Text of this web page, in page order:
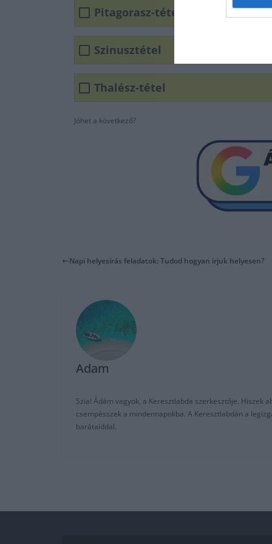
Pitagorasz-tétel
Szinusztétel
Thalész-tétel
Jöhet a következő?
Napi helyesírás feladatok: Tudod hogyan írjuk helyesen?
Adam
Szia! Ádám vagyok, a Keresztlabda szerkesztője.
csempésszek a mindennapokba. A Keresztlabdán a
barátaiddal.